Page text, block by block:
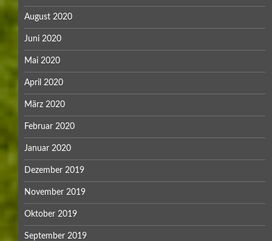
August 2020
Juni 2020
Mai 2020
April 2020
März 2020
Februar 2020
Januar 2020
Dezember 2019
November 2019
Oktober 2019
September 2019